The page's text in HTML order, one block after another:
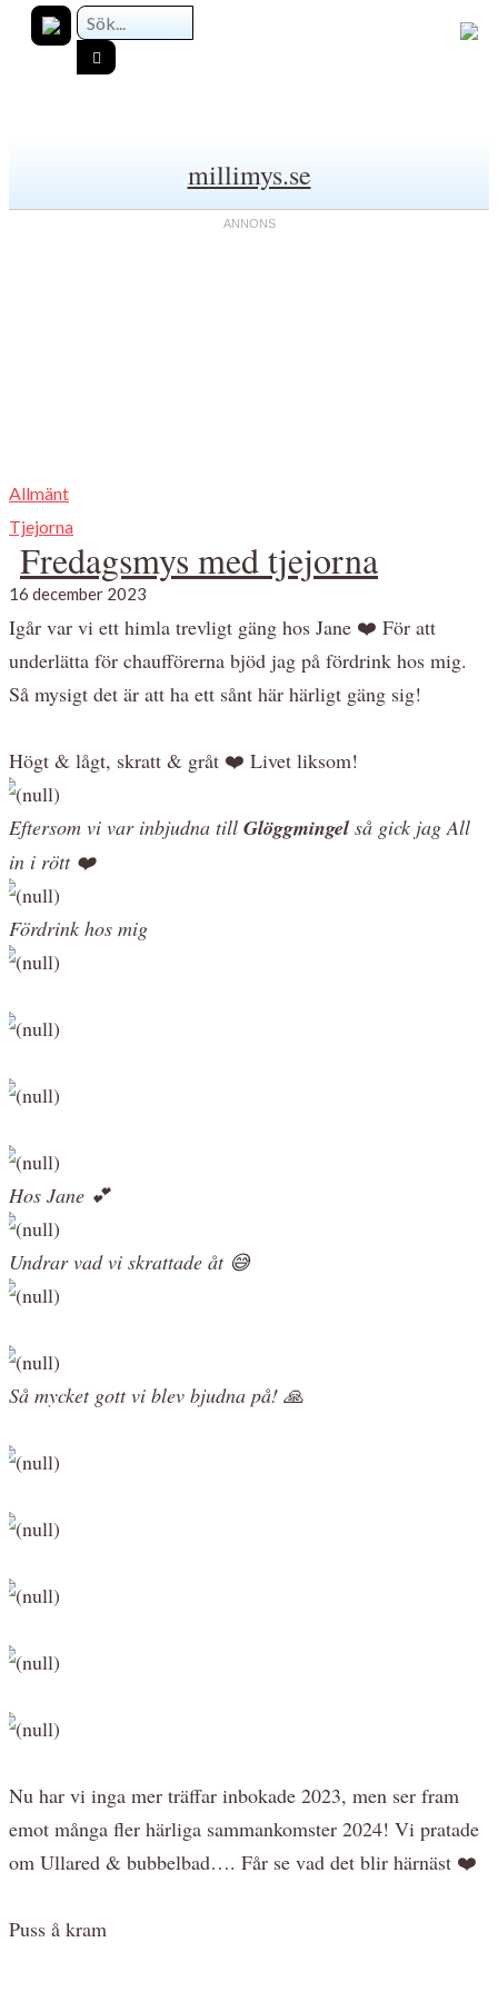
millimys.se
Allmänt
Tjejorna
Fredagsmys med tjejorna
16 december 2023
Igår var vi ett himla trevligt gäng hos Jane ❤️ För att
underlätta för chaufförerna bjöd jag på fördrink hos mig.
Så mysigt det är att ha ett sånt här härligt gäng sig!
Högt & lågt, skratt & gråt ❤️ Livet liksom!
Eftersom vi var inbjudna till Glöggmingel så gick jag All
in i rött ❤️
Fördrink hos mig
Hos Jane 💕
Undrar vad vi skrattade åt 😅
Så mycket gott vi blev bjudna på! 🙏
Nu har vi inga mer träffar inbokade 2023, men ser fram
emot många fler härliga sammankomster 2024! Vi pratade
om Ullared & bubbelbad…. Får se vad det blir härnäst ❤️
Puss å kram